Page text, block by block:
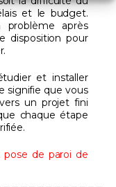
et le budget.
problème après
disposition pour
et installer
signifie que vous
un projet fini
chaque étape
pose de paroi de